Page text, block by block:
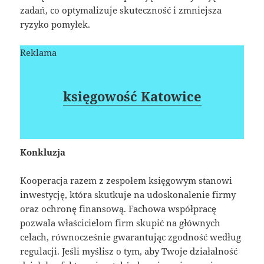
zadań, co optymalizuje skuteczność i zmniejsza
ryzyko pomyłek.
Reklama
księgowość Katowice
Konkluzja
Kooperacja razem z zespołem księgowym stanowi
inwestycję, która skutkuje na udoskonalenie firmy
oraz ochronę finansową. Fachowa współpracę
pozwala właścicielom firm skupić na głównych
celach, równocześnie gwarantując zgodność według
regulacji. Jeśli myślisz o tym, aby Twoje działalność